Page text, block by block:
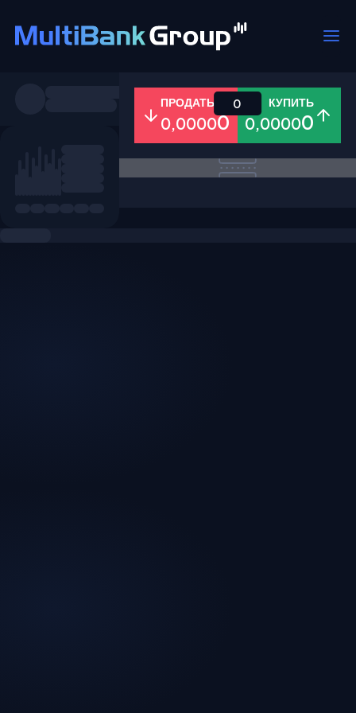
Все Форекс Металлы
ПРОДАТЬ
0,00000
КУПИТЬ
0,00000
0